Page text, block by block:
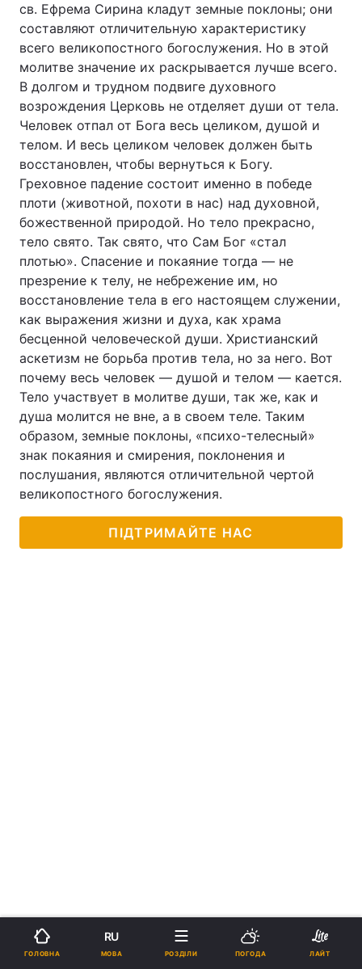
св. Ефрема Сирина кладут земные поклоны; они
составляют отличительную характеристику
всего великопостного богослужения. Но в этой
молитве значение их раскрывается лучше всего.
В долгом и трудном подвиге духовного
возрождения Церковь не отделяет души от тела.
Человек отпал от Бога весь целиком, душой и
телом. И весь целиком человек должен быть
восстановлен, чтобы вернуться к Богу.
Греховное падение состоит именно в победе
плоти (животной, похоти в нас) над духовной,
божественной природой. Но тело прекрасно,
тело свято. Так свято, что Сам Бог «стал
плотью». Спасение и покаяние тогда — не
презрение к телу, не небрежение им, но
восстановление тела в его настоящем служении,
как выражения жизни и духа, как храма
бесценной человеческой души. Христианский
аскетизм не борьба против тела, но за него. Вот
почему весь человек — душой и телом — кается.
Тело участвует в молитве души, так же, как и
душа молится не вне, а в своем теле. Таким
образом, земные поклоны, «психо-телесный»
знак покаяния и смирения, поклонения и
послушания, являются отличительной чертой
великопостного богослужения.
ПІДТРИМАЙТЕ НАС
ГОЛОВНА
RU
МОВА РОЗДІЛИ ПОГОДА ЛАЙТ